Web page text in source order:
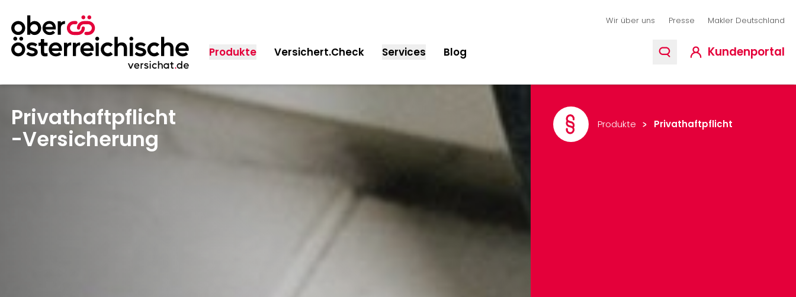
Wir über uns Presse Makler Deutschland
Produkte Versichert.Check Services Blog Kundenportal
Privathaftpflicht
-Versicherung
Produkte Privathaftpflicht